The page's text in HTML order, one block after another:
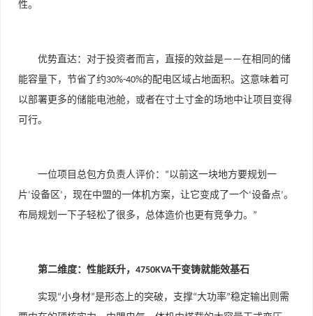
性。
优势直达：对于投资者而言，直接的效益是——在相同的储
能容量下，节省了约30%-40%的配电区域占地面积。这意味着可
以部署更多的储能电池舱，或者在寸土寸金的场地中让项目变得
可行。
一位项目总包方负责人评价： “以前这一块地方要规划一
片‘设备区 ’ ，现在中盟的一体机方案，让它变成了一个‘设备点’。
布局规划一下子轻松了很多，总体造价也更有竞争力。 ”
第二维度：性能跃升， 4750KVA干变铸就能效基石
实现“小身材”是形态上的突破，支撑“大功率”稳定输出则需